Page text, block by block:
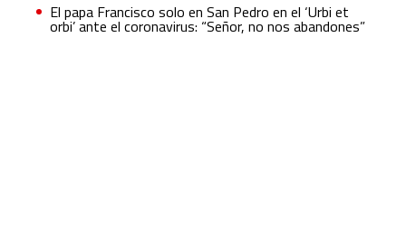
El papa Francisco solo en San Pedro en el ‘Urbi et
orbi’ ante el coronavirus: “Señor, no nos abandones”